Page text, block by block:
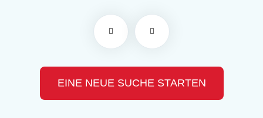
EINE NEUE SUCHE STARTEN